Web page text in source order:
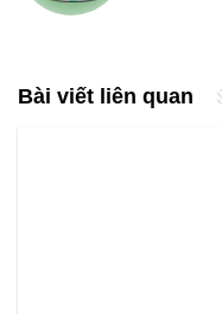
Bài viết liên quan